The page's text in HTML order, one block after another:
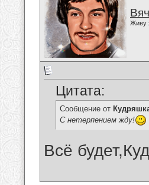
Живу
Цитата:
Сообщение от
С нетерпением жду!
Всё